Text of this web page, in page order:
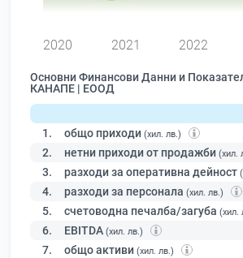
2020 2021 2022
Основни Финансови Данни и
КАНАПЕ | ЕООД
1. общо приходи (хил. лв.)
2. нетни приходи от продажби (хил.
3. разходи за оперативна дейност
4. разходи за персонала (хил. лв.)
5. счетоводна печалба/загуба (хил.
6. EBITDA (хил. лв.)
7. общо активи (хил. лв.)